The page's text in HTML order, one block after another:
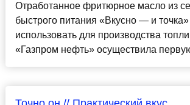
Отработанное фритюрное масло из
быстрого питания «Вкусно — и
использовать для производства
«Газпром нефть» осуществила